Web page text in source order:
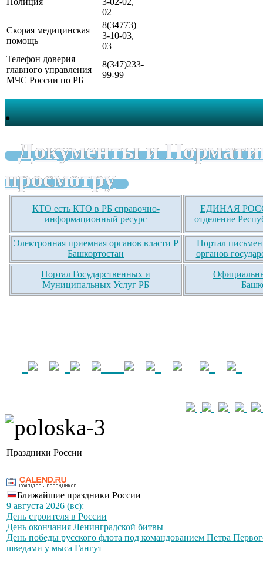
02
Скорая медицинская
помощь
8(34773)
3-10-03,
03
Телефон доверия
главного управления
МЧС России по РБ
8(347)233-
99-99
.
Документы и
просмотру
КТО есть КТО в РБ справочно-
информационный ресурс
ЕДИНАЯ
отделение
Электронная приемная органов власти Р
Башкортостан
Портал
органов
Портал Государственных и
Муниципальных Услуг РБ
Праздники России
Ближайшие праздники России
9 августа 2026 (вс):
День строителя в России
День окончания Ленинградской битвы
День победы русского флота под командованием Петра
шведами у мыса Гангут